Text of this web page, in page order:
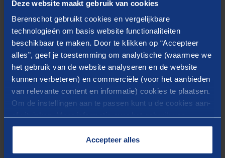
Deze website maakt gebruik van cookies
Berenschot gebruikt cookies en vergelijkbare
technologieën om basis website functionaliteiten
beschikbaar te maken. Door te klikken op “Accepteer
alles”, geef je toestemming om analytische (waarmee we
het gebruik van de website analyseren en de website
kunnen verbeteren) en commerciële (voor het aanbieden
van relevante content en informatie) cookies te plaatsen.
Om de instellingen aan te passen kunt u de cookies aan-
cookies op onze website treft u in onze
Accepteer alles
Ministerie van Economische Zaken en Klimaat en het
Ministerie van Binnenlandse Zaken en
Koninkrijksrelaties. Dit stelt het consortium in staat
(nieuwe) gestandaardiseerde plug&play BIPV(T)-
modules te ontwikkelen met bijbehorende
productieprocessen. Hierdoor kan de BIPVT-keten
opschalen en industrialiseren. Berenschot neemt de rol
van project- en programmamanager op zich. Het
project loopt tot eind 2024. Projectgerelateerde
ontwikkelingen zijn te volgen viaBIPV Nederland
Meer informatie over het project is te vinden inSolar